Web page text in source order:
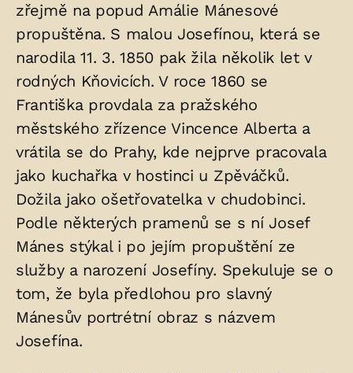
zřejmě na popud Amálie Mánesové
propuštěna. S malou Josefínou, která se
narodila 11. 3. 1850 pak žila několik let v
rodných Kňovicích. V roce 1860 se
Františka provdala za pražského
městského zřízence Vincence Alberta a
vrátila se do Prahy, kde nejprve pracovala
jako kuchařka v hostinci u Zpěváčků.
Dožila jako ošetřovatelka v chudobinci.
Podle některých pramenů se s ní Josef
Mánes stýkal i po jejím propuštění ze
služby a narození Josefíny. Spekuluje se o
tom, že byla předlohou pro slavný
Mánesův portrétní obraz s názvem
Josefína.